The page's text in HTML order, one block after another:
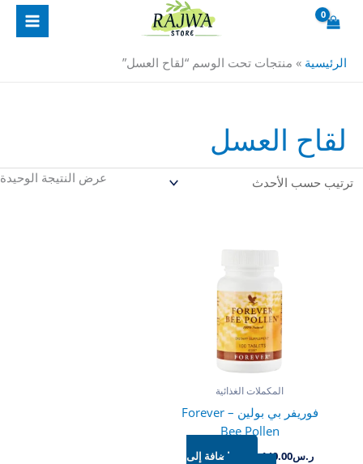
الرئيسية » منتجات تحت الوسم “لقاح العسل”
لقاح العسل
عرض النتيجة الوحيدة
المكملات الغذائية
فوريفر بي بولين – Forever
Bee Pollen
ر.س140.00
إضافة إلى